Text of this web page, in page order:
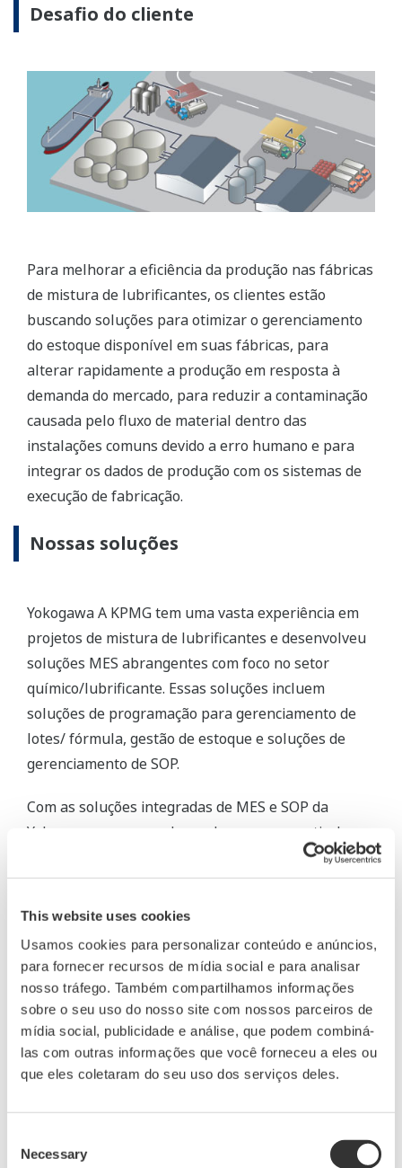
This website uses cookies
Usamos cookies para personalizar conteúdo e anúncios,
para fornecer recursos de mídia social e para analisar
nosso tráfego. Também compartilhamos informações
sobre o seu uso do nosso site com nossos parceiros de
mídia social, publicidade e análise, que podem combiná-
las com outras informações que você forneceu a eles ou
que eles coletaram do seu uso dos serviços deles.
Selection
Necessary
Desafio do cliente
Para melhorar a eficiência da produção nas fábricas
de mistura de lubrificantes, os clientes estão
buscando soluções para otimizar o gerenciamento
do estoque disponível em suas fábricas, para
alterar rapidamente a produção em resposta à
demanda do mercado, para reduzir a contaminação
causada pelo fluxo de material dentro das
instalações comuns devido a erro humano e para
integrar os dados de produção com os sistemas de
execução de fabricação.
Nossas soluções
Yokogawa A KPMG tem uma vasta experiência em
projetos de mistura de lubrificantes e desenvolveu
soluções MES abrangentes com foco no setor
químico/lubrificante. Essas soluções incluem
soluções de programação para gerenciamento de
lotes/ fórmula, gestão de estoque e soluções de
gerenciamento de SOP.
Com as soluções integradas de MES e SOP da
Yokogawa, um operador pode operar a partir do
MES, escolher um fórmula em uma lista e ativar um
SOP predefinido para a produção de lotes. Depois
que o lote é concluído com precisão, um relatório é
produção são então atualizados no banco de dados
MES e carregados no ERP.